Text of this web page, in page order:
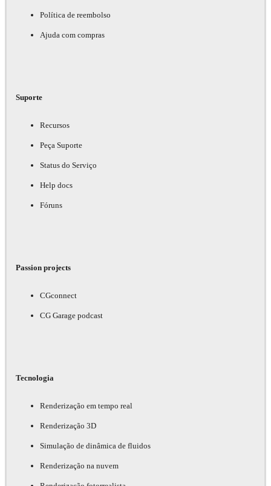
Política de reembolso
Ajuda com compras
Suporte
Recursos
Peça Suporte
Status do Serviço
Help docs
Fóruns
Passion projects
CGconnect
CG Garage podcast
Tecnologia
Renderização em tempo real
Renderização 3D
Simulação de dinâmica de fluidos
Renderização na nuvem